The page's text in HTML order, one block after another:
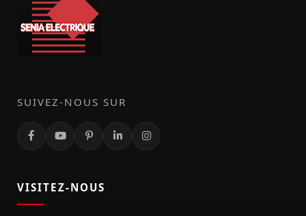
SUIVEZ-NOUS SUR
VISITEZ-NOUS